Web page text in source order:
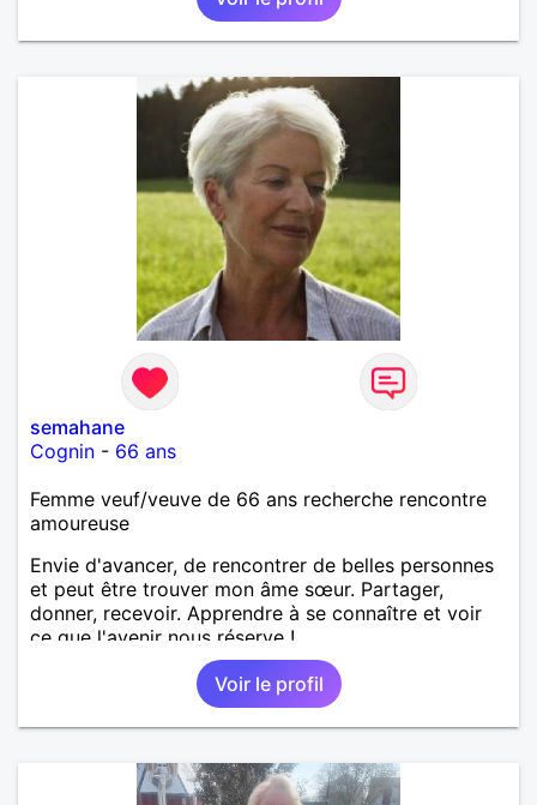
semahane
Cognin - 66 ans
Femme veuf/veuve de 66 ans recherche rencontre
amoureuse
Envie d'avancer, de rencontrer de belles personnes
et peut être trouver mon âme sœur. Partager,
donner, recevoir. Apprendre à se connaître et voir
ce que l'avenir nous réserve !
Voir le profil